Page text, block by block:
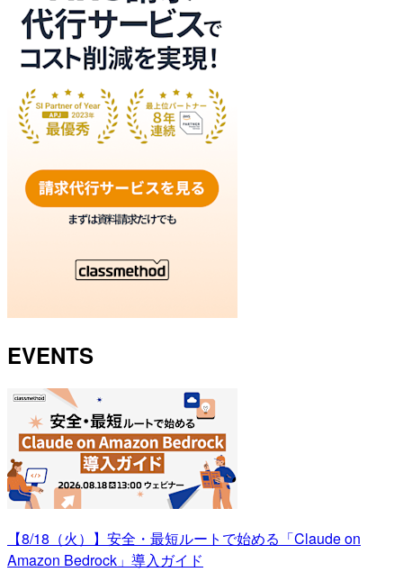
EVENTS
【8/18（火）】安全・最短ルートで始める「Claude on
Amazon Bedrock」導入ガイド